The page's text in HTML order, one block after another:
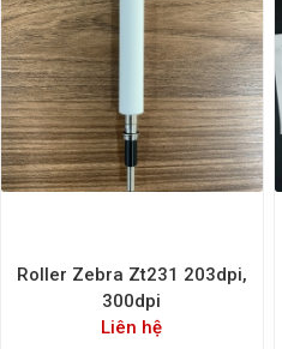
Roller Zebra Zt231 203dpi,
300dpi
Liên hệ